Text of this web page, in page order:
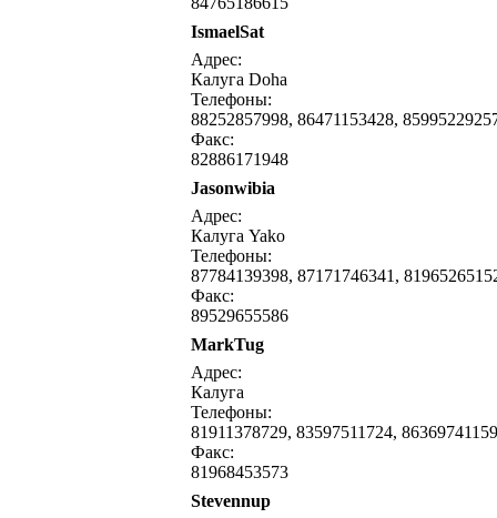
IsmaelSat
Адрес:
Калуга Doha
Телефоны:
88252857998, 86471153428,
Факс:
82886171948
Jasonwibia
Адрес:
Калуга Yako
Телефоны:
87784139398, 87171746341,
Факс:
89529655586
MarkTug
Адрес:
Калуга
Телефоны:
81911378729, 83597511724, 86369741159
Факс:
81968453573
Stevennup